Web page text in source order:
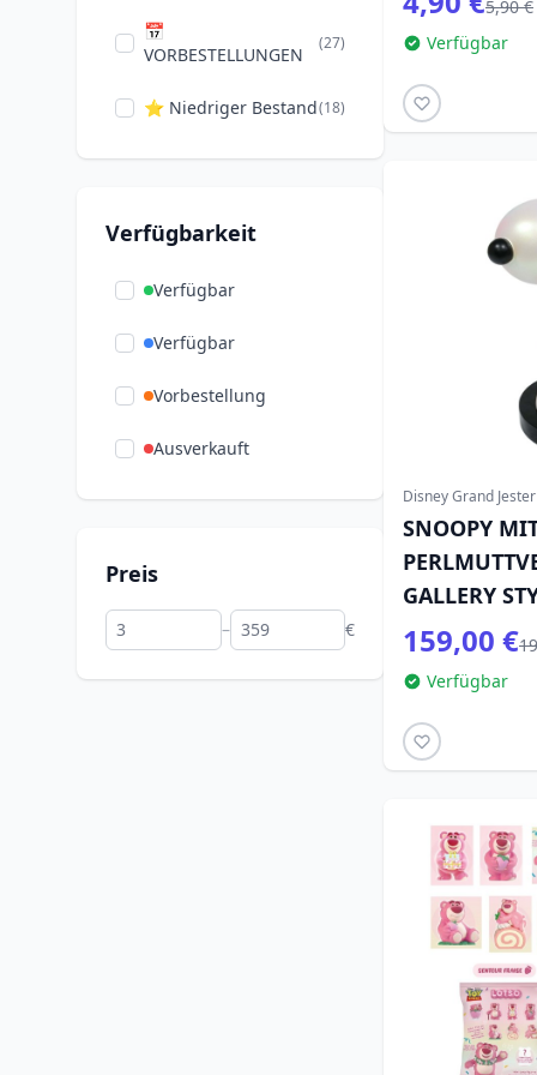
Weihnachten
Winnie Puuh
Zeichentrickfilme (1)
Zootopia (1)
📅
VORBESTELLUNGEN
(27)
⭐ Niedriger Bestand(18)
Verfügbarkeit
Verfügbar
Verfügbar
Vorbestellung
Ausverkauft
Preis
– €
5,90 €
Verfügbar
Disney Grand Jester
SNOOPY
GALLERY
GRAND
159,00 €
Verfügbar